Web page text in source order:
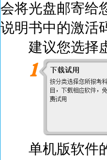
会将光盘邮寄给
说明书中的激活
建议您选择虚
单机版软件的